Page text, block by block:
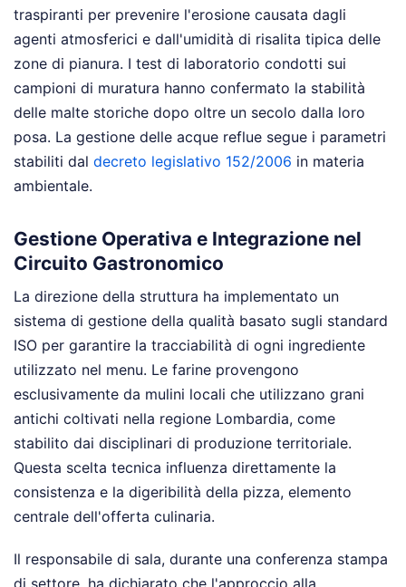
traspiranti per prevenire l'erosione causata dagli
agenti atmosferici e dall'umidità di risalita tipica delle
zone di pianura. I test di laboratorio condotti sui
campioni di muratura hanno confermato la stabilità
delle malte storiche dopo oltre un secolo dalla loro
posa. La gestione delle acque reflue segue i parametri
stabiliti dal decreto legislativo 152/2006 in materia
ambientale.
Gestione Operativa e Integrazione nel
Circuito Gastronomico
La direzione della struttura ha implementato un
sistema di gestione della qualità basato sugli standard
ISO per garantire la tracciabilità di ogni ingrediente
utilizzato nel menu. Le farine provengono
esclusivamente da mulini locali che utilizzano grani
antichi coltivati nella regione Lombardia, come
stabilito dai disciplinari di produzione territoriale.
Questa scelta tecnica influenza direttamente la
consistenza e la digeribilità della pizza, elemento
centrale dell'offerta culinaria.
Il responsabile di sala, durante una conferenza stampa